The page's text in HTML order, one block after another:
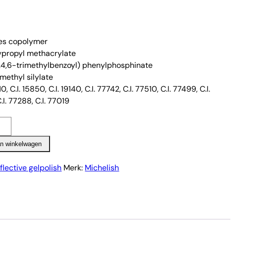
copolymer
methacrylate
trimethylbenzoyl) phenylphosphinate
silylate
C.I. 15850, C.I. 19140, C.I. 77742, C.I. 77510, C.I. 77499, C.I.
77288, C.I. 77019
winkelwagen
gelpolish Merk: Michelish